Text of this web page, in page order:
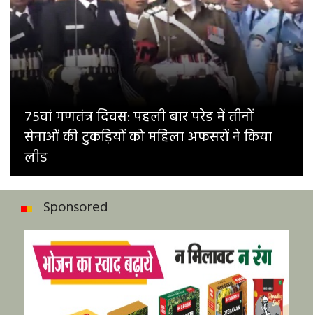
75वां गणतंत्र दिवस: पहली बार परेड में तीनों
सेनाओं की टुकड़ियों को महिला अफसरों ने किया
लीड
Sponsored